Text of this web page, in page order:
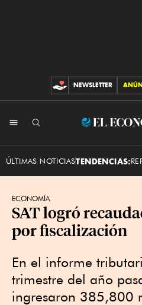
CONTRIBUCIONES
NEWSLETTER
El
ÚLTIMAS NOTICIASTENDENCIAS:
ECONOMÍA
SAT logró
por fiscalización
En el informe
trimestre del año
ingresaron 385,800